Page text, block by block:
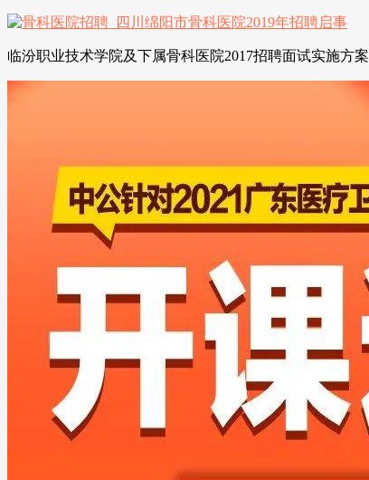
临汾职业技术学院及下属骨科医院2017招聘面试实施方案